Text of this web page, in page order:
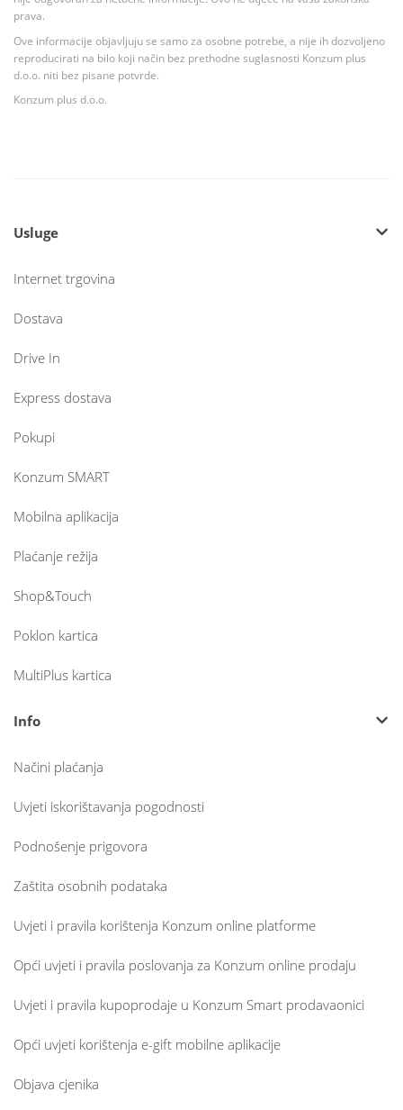
prava.
Ove informacije objavljuju se samo za osobne potrebe, a nije ih dozvoljeno
reproducirati na bilo koji način bez prethodne suglasnosti Konzum plus
d.o.o. niti bez pisane potvrde.
Konzum plus d.o.o.
Usluge
Internet trgovina
Dostava
Drive In
Express dostava
Pokupi
Konzum SMART
Mobilna aplikacija
Plaćanje režija
Shop&Touch
Poklon kartica
MultiPlus kartica
Info
Načini plaćanja
Uvjeti iskorištavanja pogodnosti
Podnošenje prigovora
Zaštita osobnih podataka
Uvjeti i pravila korištenja Konzum online platforme
Opći uvjeti i pravila poslovanja za Konzum online prodaju
Uvjeti i pravila kupoprodaje u Konzum Smart prodavaonici
Opći uvjeti korištenja e-gift mobilne aplikacije
Objava cjenika